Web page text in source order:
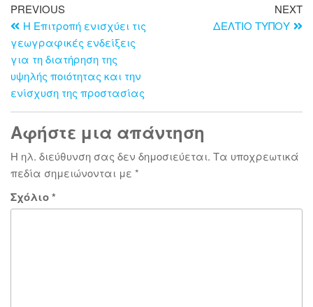
PREVIOUS
Η Επιτροπή ενισχύει τις
γεωγραφικές ενδείξεις
για τη διατήρηση της
υψηλής ποιότητας και την
ενίσχυση της προστασίας
NEXT
ΔΕΛΤΙΟ ΤΥΠΟΥ
Αφήστε μια απάντηση
Η ηλ. διεύθυνση σας δεν δημοσιεύεται. Τα υποχρεωτικά
πεδία σημειώνονται με *
Σχόλιο*